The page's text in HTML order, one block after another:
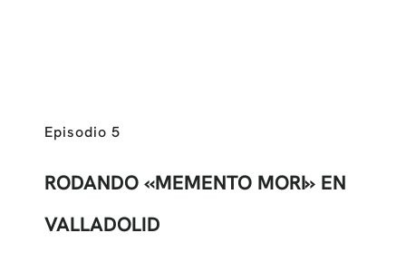
Episodio 5
RODANDO «MEMENTO MORI» EN
VALLADOLID